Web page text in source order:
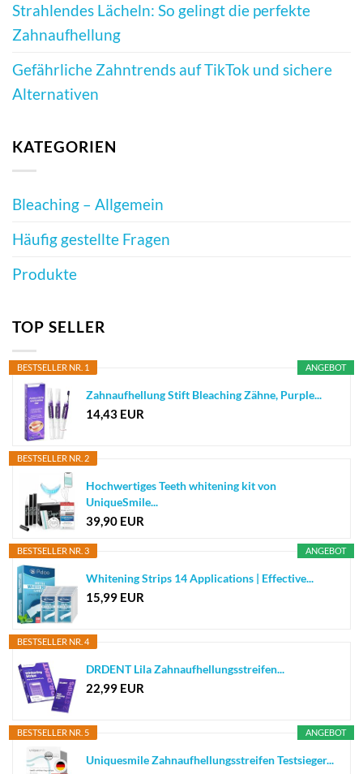
Strahlendes Lächeln: So gelingt die perfekte
Zahnaufhellung
Gefährliche Zahntrends auf TikTok und sichere
Alternativen
KATEGORIEN
Bleaching – Allgemein
Häufig gestellte Fragen
Produkte
TOP SELLER
ANGEBOT
BESTSELLER NR. 1
Zahnaufhellung Stift Bleaching Zähne, Purple...
14,43 EUR
BESTSELLER NR. 2
Hochwertiges Teeth whitening kit von
UniqueSmile...
39,90 EUR
ANGEBOT
BESTSELLER NR. 3
Whitening Strips 14 Applications | Effective...
15,99 EUR
BESTSELLER NR. 4
DRDENT Lila Zahnaufhellungsstreifen...
22,99 EUR
ANGEBOT
BESTSELLER NR. 5
Uniquesmile Zahnaufhellungsstreifen Testsieger...